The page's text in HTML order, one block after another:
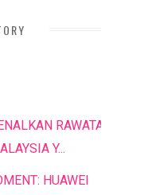
RAWATAN
Y...
HUAWEI